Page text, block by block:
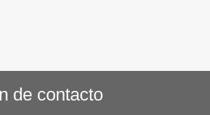
de contacto